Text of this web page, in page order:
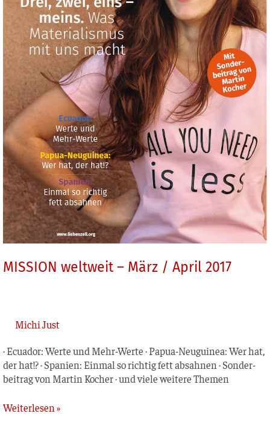
MISSION weltweit – März / April 2017
Michi Just
· Ecua­dor: Wer­te und Mehr-Wer­te · Papua-Neu­­gui­­nea: Wer hat,
der hat!? · Spa­ni­en: Ein­mal so rich­tig fett absah­nen · Son­der­
bei­trag von Mar­tin Kocher · und vie­le wei­te­re Themen
Weiterlesen »